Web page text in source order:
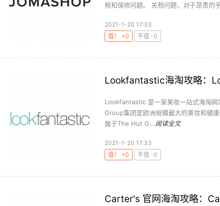
税和保修问题。 关税问题，对于昂贵的
2021-1-20 17:33
值！ +0
不值 -0
Lookfantastic海淘攻略：
Lookfantastic 是一家美妆一站式海淘
Group集团是欧洲规模最大的美妆和健
属于The Hut G...阅读全文
2021-1-20 17:33
值！ +0
不值 -0
Carter's 官网海淘攻略：